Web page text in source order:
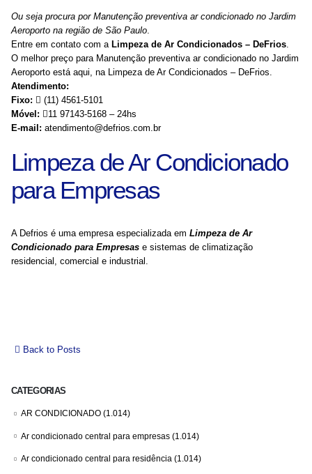
Ou seja procura por Manutenção preventiva ar condicionado no Jardim
Aeroporto na região de São Paulo.
Entre em contato com a Limpeza de Ar Condicionados – DeFrios.
O melhor preço para Manutenção preventiva ar condicionado no Jardim
Aeroporto está aqui, na Limpeza de Ar Condicionados – DeFrios.
Atendimento:
Fixo:
(11) 4561-5101
Móvel:
11 97143-5168 – 24hs
E-mail: atendimento@defrios.com.br
Limpeza de Ar Condicionado
para Empresas
A Defrios é uma empresa especializada em Limpeza de Ar
Condicionado para Empresas e sistemas de climatização
residencial, comercial e industrial.
Back to Posts
CATEGORIAS
AR CONDICIONADO (1.014)
Ar condicionado central para empresas (1.014)
Ar condicionado central para residência (1.014)